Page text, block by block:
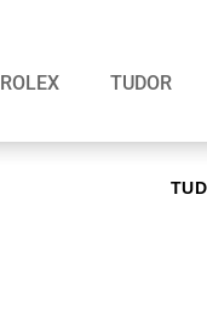
ROLEX TUDOR